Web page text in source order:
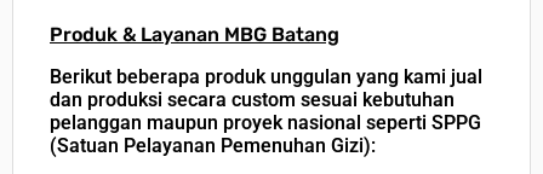
Produk & Layanan MBG Batang
Berikut beberapa produk unggulan yang kami jual
dan produksi secara custom sesuai kebutuhan
pelanggan maupun proyek nasional seperti SPPG
(Satuan Pelayanan Pemenuhan Gizi):